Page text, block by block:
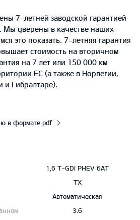
7-летней заводской гарантией
Мы уверены в качестве наших
это показать. 7-летняя гарантия
стоимость на вторичном
на 7 лет или 150 000 км
ЕС (а также в Норвегии,
Гибралтаре).
в формате pdf
1,6 T-GDI PHEV 6AT
TX
Автоматическая
3.6